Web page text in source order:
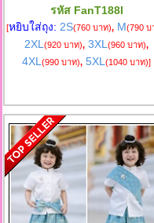
รหัส FanT188I
[หยิบใส่ถุง: 2S(760 บาท), M(790 บ
2XL(920 บาท), 3XL(960 บาท),
4XL(990 บาท), 5XL(1040 บาท)]